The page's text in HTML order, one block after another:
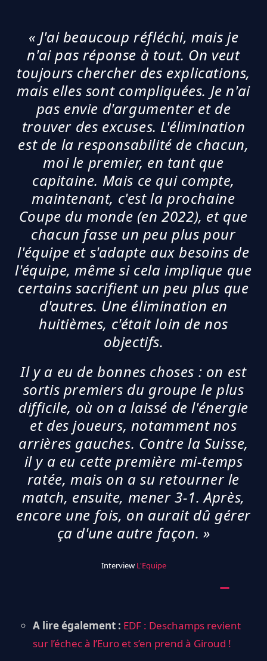
« J'ai beaucoup réfléchi, mais je
n'ai pas réponse à tout. On veut
toujours chercher des explications,
mais elles sont compliquées. Je n'ai
pas envie d'argumenter et de
trouver des excuses. L'élimination
est de la responsabilité de chacun,
moi le premier, en tant que
capitaine. Mais ce qui compte,
maintenant, c'est la prochaine
Coupe du monde (en 2022), et que
chacun fasse un peu plus pour
l'équipe et s'adapte aux besoins de
l'équipe, même si cela implique que
certains sacrifient un peu plus que
d'autres. Une élimination en
huitièmes, c'était loin de nos
objectifs.
Il y a eu de bonnes choses : on est
sortis premiers du groupe le plus
difficile, où on a laissé de l'énergie
et des joueurs, notamment nos
arrières gauches. Contre la Suisse,
il y a eu cette première mi-temps
ratée, mais on a su retourner le
match, ensuite, mener 3-1. Après,
encore une fois, on aurait dû gérer
ça d'une autre façon. »
Interview L'Equipe
A lire également : EDF : Deschamps revient
sur l’échec à l’Euro et s’en prend à Giroud !